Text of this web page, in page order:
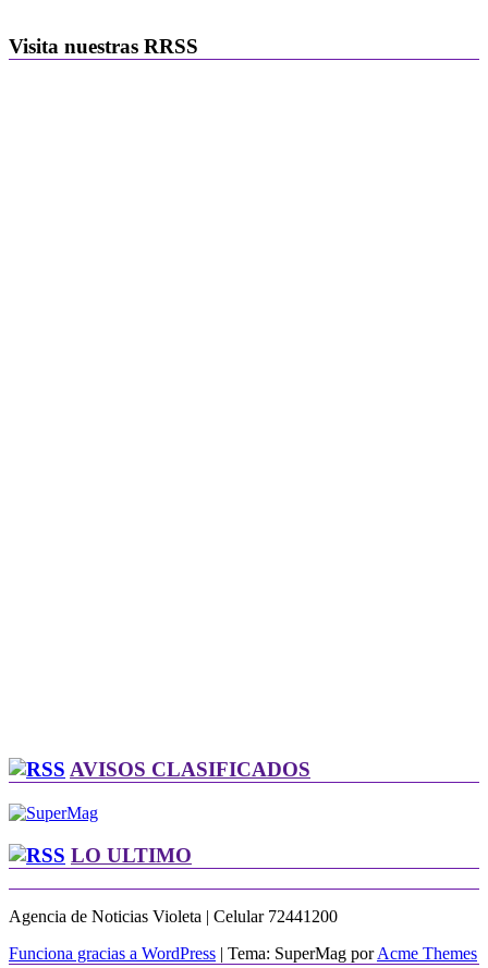
Visita nuestras RRSS
AVISOS CLASIFICADOS
LO ULTIMO
Agencia de Noticias Violeta | Celular 72441200
Funciona gracias a WordPress | Tema: SuperMag porAcme Themes